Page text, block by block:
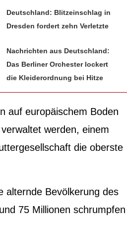
Deutschland: Blitzeinschlag in
Dresden fordert zehn Verletzte
Nachrichten aus Deutschland:
Das Berliner Orchester lockert
die Kleiderordnung bei Hitze
auf europäischem Boden
werden, einem
die oberste
alternde Bevölkerung des
75 Millionen schrumpfen